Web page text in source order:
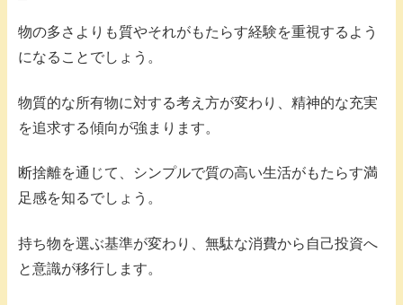
物の多さよりも質やそれがもたらす経験を重視するよう
になることでしょう。
物質的な所有物に対する考え方が変わり、精神的な充実
を追求する傾向が強まります。
断捨離を通じて、シンプルで質の高い生活がもたらす満
足感を知るでしょう。
持ち物を選ぶ基準が変わり、無駄な消費から自己投資へ
と意識が移行します。